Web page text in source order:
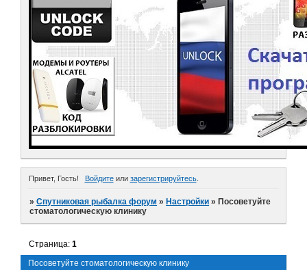
Привет, Гость! Войдитеили зарегистрируйтесь.
»Спутниковая рыбалка форум » Настройки » Посоветуйте
стоматологическую клинику
Посоветуйте стоматологическую клинику
Страница:1